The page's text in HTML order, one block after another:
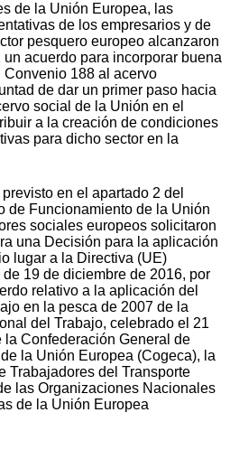
de la Unión Europea, las
de los empresarios y de
pesquero europeo alcanzaron
acuerdo para incorporar buena
188 al acervo
de dar un primer paso hacia
social de la Unión en el
a la creación de condiciones
para dicho sector en la
en el apartado 2 del
de Funcionamiento de la Unión
sociales europeos solicitaron
una Decisión para la aplicación
lugar a la Directiva (UE)
19 de diciembre de 2016, por
relativo a la aplicación del
en la pesca de 2007 de la
del Trabajo, celebrado el 21
la Confederación General de
la Unión Europea (Cogeca), la
Trabajadores del Transporte
las Organizaciones Nacionales
de la Unión Europea